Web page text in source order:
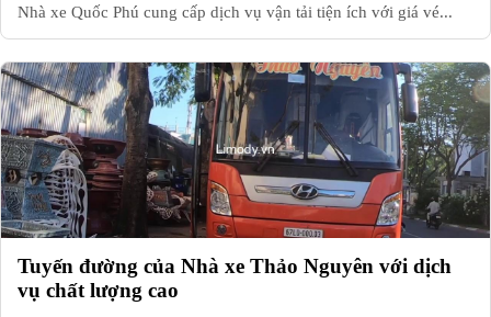
Nhà xe Quốc Phú cung cấp dịch vụ vận tải tiện ích với giá vé...
Tuyến đường của Nhà xe Thảo Nguyên với dịch
vụ chất lượng cao